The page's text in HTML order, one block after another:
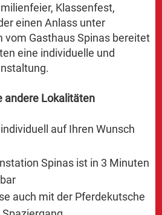
Klassenfest,
einen Anlass unter
vom Gasthaus Spinas bereitet
eine individuelle und
andere Lokalitäten
auf Ihren Wunsch
Spinas ist in 3 Minuten
auch mit der Pferdekutsche